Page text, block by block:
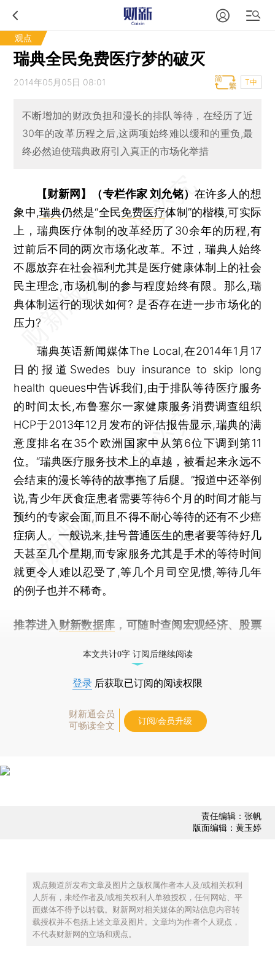
观点
瑞典全民免费医疗梦的破灭
2014年05月05日 08:01 T中
不断增加的财政负担和漫长的排队等待，在经历了近
30年的改革历程之后,这两项始终难以缓和的重负,最
终必然迫使瑞典政府引入真正的市场化举措
【财新网】（专栏作家 刘允铭） 在许多人的想
象中,瑞典仍然是“全民免费医疗体制”的楷模,可实际
上，瑞典医疗体制的改革经历了30余年的历程,有
过前后不同的两次市场化改革。不过，瑞典人始终
不愿放弃在社会福利尤其是医疗健康体制上的社会
民主理念,市场机制的参与程度始终有限。那么,瑞
典体制运行的现状如何? 是否存在进一步市场化的
压力?
瑞典英语新闻媒体The Local,在2014年1月17
日的报道Swedes buy insurance to skip long
health queues中告诉我们,由于排队等待医疗服务
的时间太长,布鲁塞尔一家健康服务消费调查组织
HCP于2013年12月发布的评估报告显示,瑞典的满
意度排名在35个欧洲国家中从第6位下调到第11
位。“瑞典医疗服务技术上的卓越，被看起来永远不
会结束的漫长等待的故事拖了后腿。”报道中还举例
说,青少年厌食症患者需要等待6个月的时间才能与
预约的专家会面,而且不得不耐心等待的还有不少癌
症病人。一般说来,挂号普通医生的患者要等待好几
天甚至几个星期,而专家服务尤其是手术的等待时间
就更令人难以忍受了,等几个月司空见惯,等待几年
的例子也并不稀奇。
推荐进入 财新数据库 ，可随时查阅宏观经济、股票
本文共计0字 订阅后继续阅读
登录 后获取已订阅的阅读权限
财新通会员
可畅读全文
订阅/会员升级
责任编辑：张帆
版面编辑：黄玉婷
观点频道所发布文章及图片之版权属作者本人及/或相关权利
人所有，未经作者及/或相关权利人单独授权，任何网站、平
面媒体不得予以转载。财新网对相关媒体的网站信息内容转
载授权并不包括上述文章及图片。文章均为作者个人观点，
不代表财新网的立场和观点。